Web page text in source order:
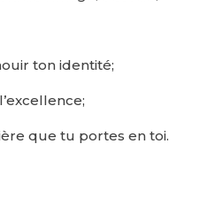
ton identité;
que tu portes en toi.